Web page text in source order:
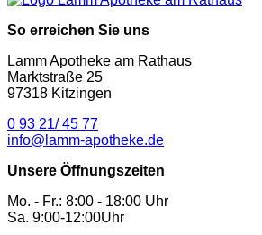
So erreichen Sie uns
Lamm Apotheke am Rathaus
Marktstraße 25
97318 Kitzingen
0 93 21/ 45 77
info@lamm-apotheke.de
Unsere Öffnungszeiten
Mo. - Fr.: 8:00 - 18:00 Uhr
Sa. 9:00-12:00Uhr